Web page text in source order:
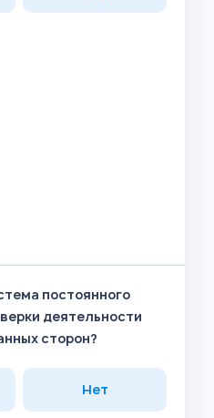
постоянного
деятельности
сторон?
Нет